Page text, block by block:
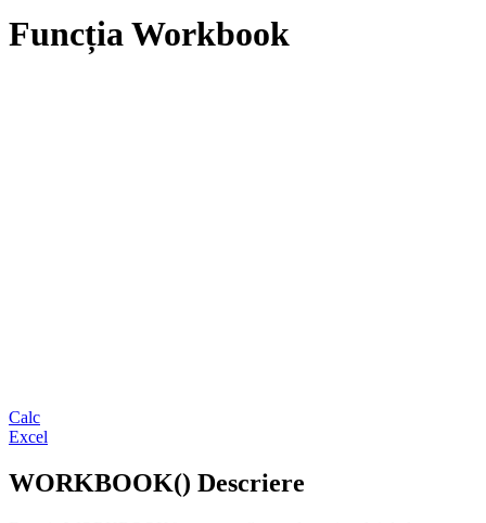
Funcția Workbook
Calc
Excel
WORKBOOK() Descriere